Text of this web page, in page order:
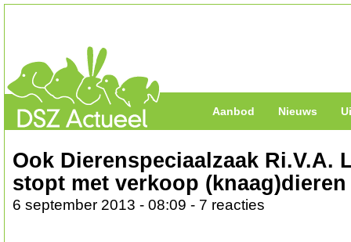
Aanbod Nieuws
Ook Dierenspeciaalzaak Ri.V.A.
stopt met verkoop (knaag)dieren
6 september 2013 - 08:09 - 7 reacties